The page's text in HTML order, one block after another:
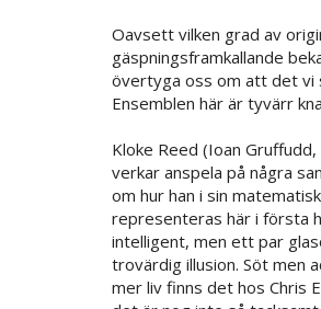
Oavsett vilken grad av
gäspningsframkallande
övertyga oss om att det vi
Ensemblen här är tyvärr
Kloke Reed (Ioan
verkar anspela på några
om hur han i sin
representeras här i första
intelligent, men ett par
trovärdig illusion. Söt men
mer liv finns det hos Chris